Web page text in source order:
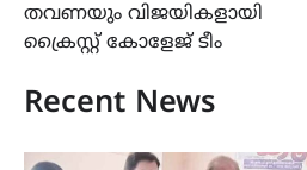
തവണയും വിജയികളായി
ക്രൈസ്റ്റ് കോളേജ് ടീം
Recent News